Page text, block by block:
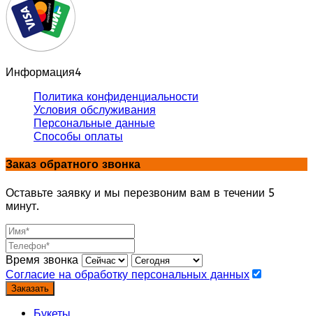
Информация4
Политика конфиденциальности
Условия обслуживания
Персональные данные
Способы оплаты
Заказ обратного звонка
Оставьте заявку и мы перезвоним вам в течении 5
минут.
Время звонка
Согласие на обработку персональных данных
Заказать
Букеты